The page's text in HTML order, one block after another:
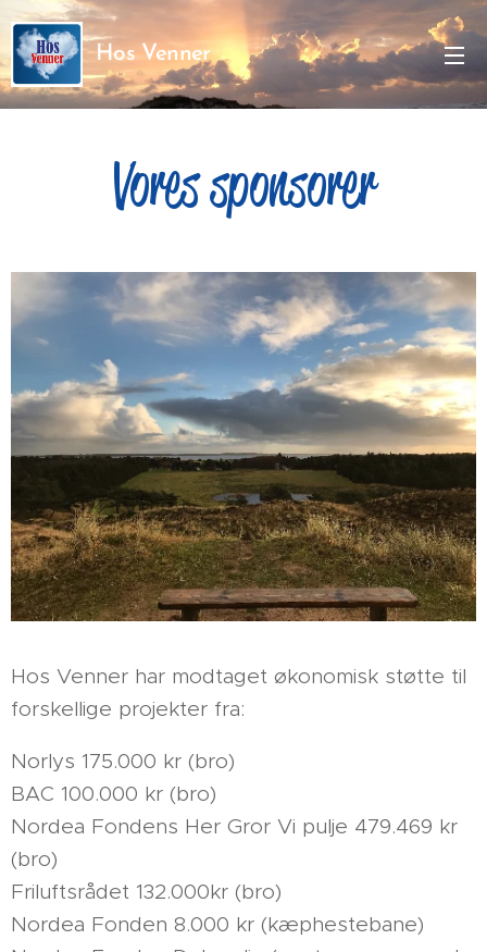
Hos Venner
Vores sponsorer
Hos Venner har modtaget økonomisk støtte til
forskellige projekter fra:
Norlys 175.000 kr (bro)
BAC 100.000 kr (bro)
Nordea Fondens Her Gror Vi pulje 479.469 kr
(bro)
Friluftsrådet 132.000kr (bro)
Nordea Fonden 8.000 kr (kæphestebane)